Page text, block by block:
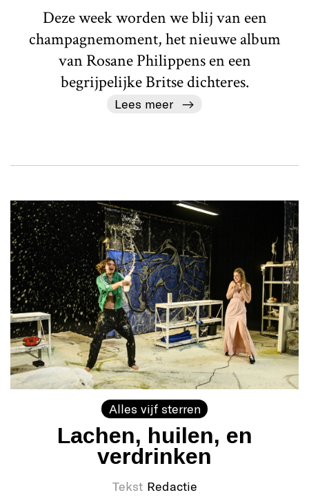
Deze week worden we blij van een
champagnemoment, het nieuwe album
van Rosane Philippens en een
begrijpelijke Britse dichteres.
Lees meer
Alles vijf sterren
Lachen, huilen, en
verdrinken
Tekst Redactie